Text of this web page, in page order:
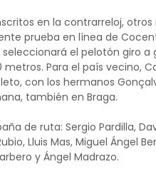
en la contrarreloj,
prueba en línea de
el pelotón giro a
Para el país vecino,
con los hermanos
también en Braga.
de ruta: Sergio Pardilla,
Lluis Mas, Miguel Ángel
y Ángel Madrazo.